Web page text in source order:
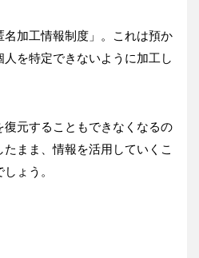
加工情報制度」。これは預か
を特定できないように加工し
復元することもできなくなるの
まま、情報を活用していくこ
ょう。